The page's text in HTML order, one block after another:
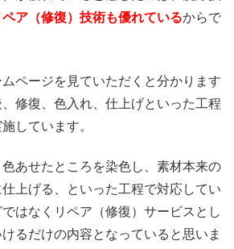
ペア（修復）技術も優れているからで
ページを見ていただくと分かります
修復、色入れ、仕上げといった工程
しています。
あせたところを染色し、素材本来の
上げる、といった工程で対応してい
はなくリペア（修復）サービスとし
るだけの内容となっていると思いま